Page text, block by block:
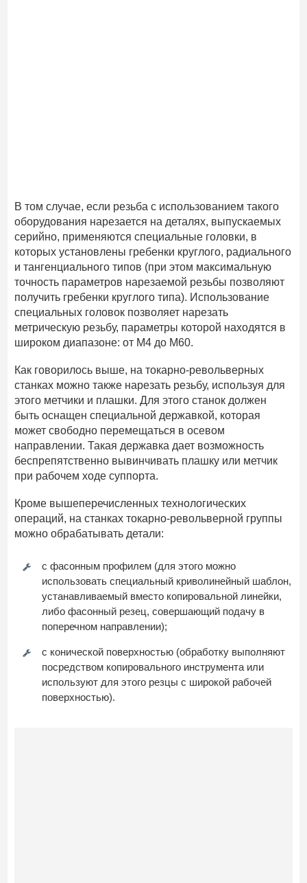
В том случае, если резьба с использованием такого
оборудования нарезается на деталях, выпускаемых
серийно, применяются специальные головки, в
которых установлены гребенки круглого, радиального
и тангенциального типов (при этом максимальную
точность параметров нарезаемой резьбы позволяют
получить гребенки круглого типа). Использование
специальных головок позволяет нарезать
метрическую резьбу, параметры которой находятся в
широком диапазоне: от М4 до М60.
Как говорилось выше, на токарно-револьверных
станках можно также нарезать резьбу, используя для
этого метчики и плашки. Для этого станок должен
быть оснащен специальной державкой, которая
может свободно перемещаться в осевом
направлении. Такая державка дает возможность
беспрепятственно вывинчивать плашку или метчик
при рабочем ходе суппорта.
Кроме вышеперечисленных технологических
операций, на станках токарно-револьверной группы
можно обрабатывать детали:
с фасонным профилем (для этого можно
использовать специальный криволинейный шаблон,
устанавливаемый вместо копировальной линейки,
либо фасонный резец, совершающий подачу в
поперечном направлении);
с конической поверхностью (обработку выполняют
посредством копировального инструмента или
используют для этого резцы с широкой рабочей
поверхностью).